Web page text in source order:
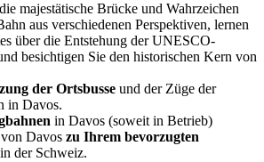
majestätische Brücke und Wahrzeichen
aus verschiedenen Perspektiven, lernen
über die Entstehung der UNESCO-
besichtigen Sie den historischen Kern von
der Ortsbusse und der Züge der
in Davos.
in Davos (soweit in Betrieb)
von Davos zu Ihrem bevorzugten
der Schweiz.